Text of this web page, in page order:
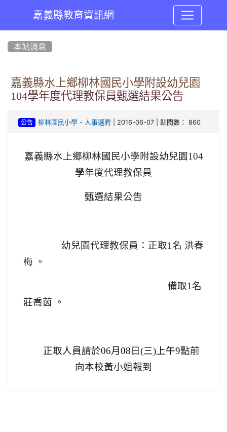
嘉義縣教育資訊網
本站消息
嘉義縣水上鄉柳林國民小學附設幼兒園
104學年度代理教保員甄選結果公告
公告 柳林國民小學- 人事選聘| 2016-06-07 | 點閱數： 860
嘉義縣水上鄉柳林國民小學附設幼兒園104
學年度代理教保員
甄選結果公告
幼兒園代理教保員：正取1名 洪春
梅 。
備取1名
莊喬茵 。
正取人員請於06月08 日(三)上午9點前
向本校黃小姐報到